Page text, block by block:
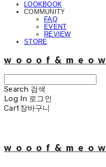
LOOKBOOK
COMMUNITY
FAQ
EVENT
REVIEW
STORE
wooof&meow
Search 검색
Log In 로그인
Cart장바구니
wooof&meow